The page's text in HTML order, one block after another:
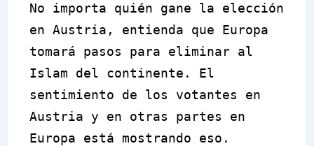
No importa quién gane la elección
en Austria, entienda que Europa
tomará pasos para eliminar al
Islam del continente. El
sentimiento de los votantes en
Austria y en otras partes en
Europa está mostrando eso.